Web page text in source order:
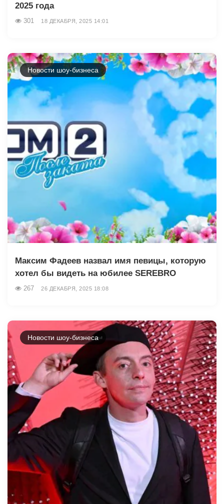
2025 года
301 18 ДЕКАБРЯ, 2025 14:01
Новости шоу-бизнеса
Максим Фадеев назвал имя певицы, которую
хотел бы видеть на юбилее SEREBRO
267 26 ДЕКАБРЯ, 2025 18:08
Новости шоу-бизнеса